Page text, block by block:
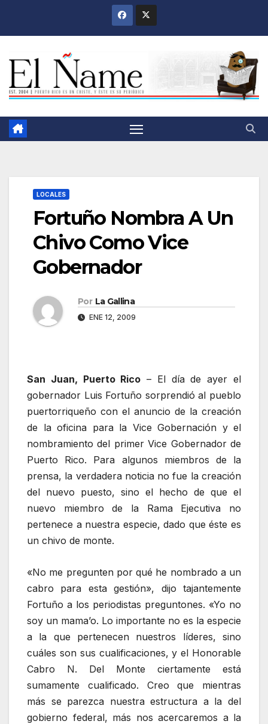
LOCALES
Fortuño Nombra A Un
Chivo Como Vice
Gobernador
Por La Gallina
ENE 12, 2009
San Juan, Puerto Rico – El día de ayer el
gobernador Luis Fortuño sorprendió al pueblo
puertorriqueño con el anuncio de la creación
de la oficina para la Vice Gobernación y el
nombramiento del primer Vice Gobernador de
Puerto Rico. Para algunos miembros de la
prensa, la verdadera noticia no fue la creación
del nuevo puesto, sino el hecho de que el
nuevo miembro de la Rama Ejecutiva no
pertenece a nuestra especie, dado que éste es
un chivo de monte.
«No me pregunten por qué he nombrado a un
cabro para esta gestión», dijo tajantemente
Fortuño a los periodistas preguntones. «Yo no
soy un mama’o. Lo importante no es la especie
a la que pertenecen nuestros líderes, sino
cuáles son sus cualificaciones, y el Honorable
Cabro N. Del Monte ciertamente está
sumamente cualificado. Creo que mientras
más se parezca nuestra estructura a la del
gobierno federal, más nos acercaremos a la